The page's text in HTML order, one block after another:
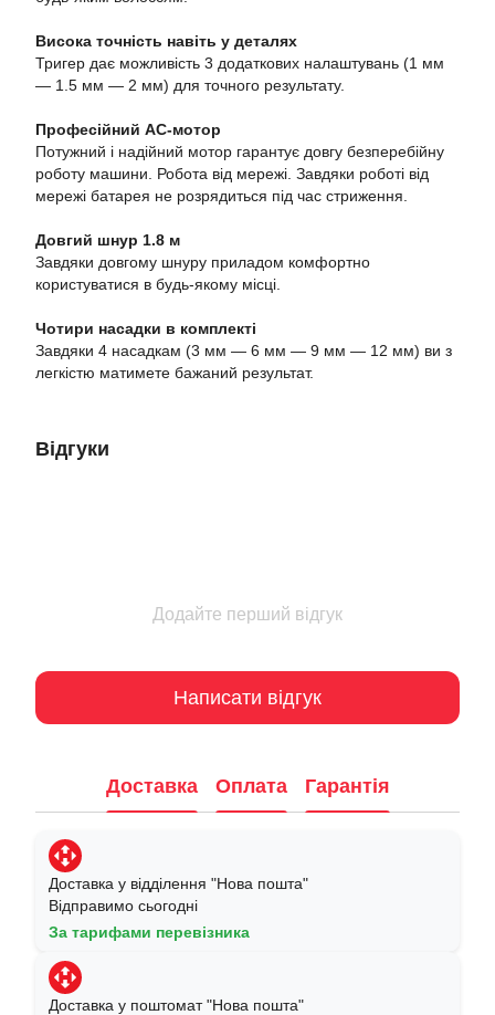
Висока точність навіть у деталях
Тригер дає можливість 3 додаткових налаштувань (1 мм
— 1.5 мм — 2 мм) для точного результату.
Професійний АС-мотор
Потужний і надійний мотор гарантує довгу безперебійну
роботу машини. Робота від мережі. Завдяки роботі від
мережі батарея не розрядиться під час стриження.
Довгий шнур 1.8 м
Завдяки довгому шнуру приладом комфортно
користуватися в будь-якому місці.
Чотири насадки в комплекті
Завдяки 4 насадкам (3 мм — 6 мм — 9 мм — 12 мм) ви з
легкістю матимете бажаний результат.
Відгуки
Додайте перший відгук
Написати відгук
Доставка Оплата Гарантія
Доставка у відділення "Нова пошта"
Відправимо сьогодні
За тарифами перевізника
Доставка у поштомат "Нова пошта"